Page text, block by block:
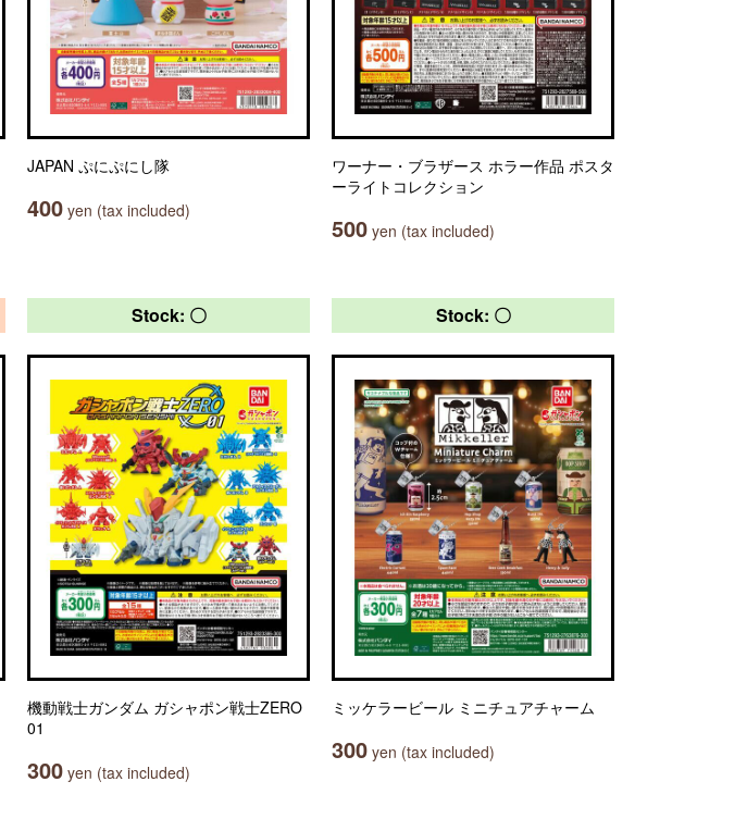
JAPAN ぷにぷにし隊
400 yen (tax included)
ワーナー・ブラザース ホラー作品 ポスタ
ーライトコレクション
500 yen (tax included)
Stock: 〇
機動戦士ガンダム ガシャポン戦士ZERO
01
300 yen (tax included)
Stock: 〇
ミッケラービール ミニチュアチャーム
300 yen (tax included)